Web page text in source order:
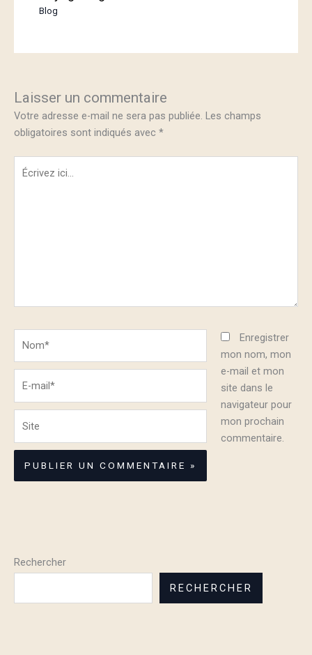
Blog
Laisser un commentaire
Votre adresse e-mail ne sera pas publiée. Les champs
obligatoires sont indiqués avec *
Écrivez
ici…
Enregistrer
mon nom, mon
e-mail et mon
site dans le
navigateur pour
mon prochain
commentaire.
Rechercher
RECHERCHER